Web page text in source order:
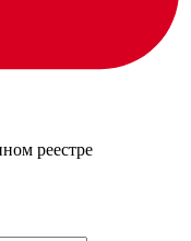
реестре